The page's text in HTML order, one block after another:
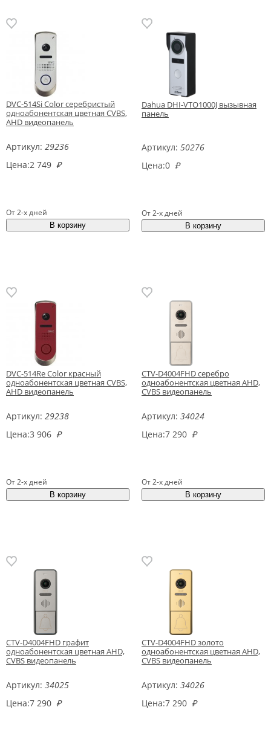
DVC-514Si Color серебристый
одноабонентская цветная CVBS,
AHD видеопанель
Артикул: 29236
Цена:2 749 ₽
От 2-х дней
Dahua DHI-VTO1000J вызывная
панель
Артикул: 50276
Цена:0 ₽
От 2-х дней
DVC-514Re Color красный
одноабонентская цветная CVBS,
AHD видеопанель
Артикул: 29238
Цена:3 906 ₽
От 2-х дней
CTV-D4004FHD серебро
одноабонентская цветная AHD,
CVBS видеопанель
Артикул: 34024
Цена:7 290 ₽
От 2-х дней
CTV-D4004FHD графит
одноабонентская цветная AHD,
CVBS видеопанель
Артикул: 34025
Цена:7 290 ₽
CTV-D4004FHD золото
одноабонентская цветная AHD,
CVBS видеопанель
Артикул: 34026
Цена:7 290 ₽